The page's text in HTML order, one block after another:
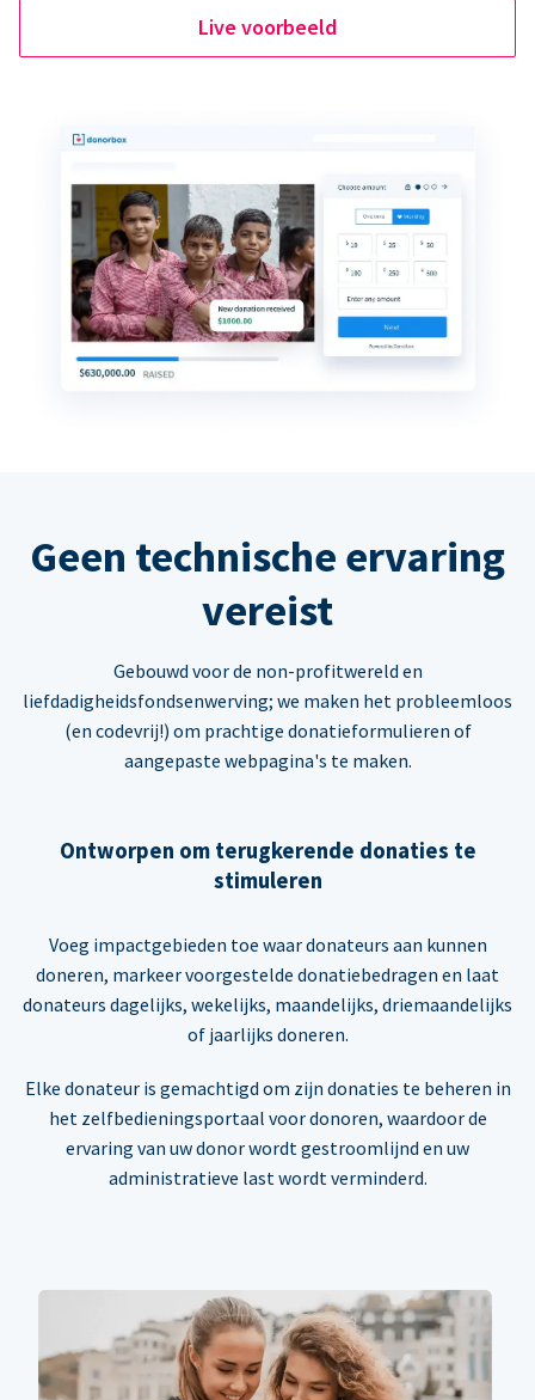
Live voorbeeld
Geen technische ervaring
vereist
Gebouwd voor de non-profitwereld en
liefdadigheidsfondsenwerving; we maken het probleemloos
(en codevrij!) om prachtige donatieformulieren of
aangepaste webpagina's te maken.
Ontworpen om terugkerende donaties te
stimuleren
Voeg impactgebieden toe waar donateurs aan kunnen
doneren, markeer voorgestelde donatiebedragen en laat
donateurs dagelijks, wekelijks, maandelijks, driemaandelijks
of jaarlijks doneren.
Elke donateur is gemachtigd om zijn donaties te beheren in
het zelfbedieningsportaal voor donoren, waardoor de
ervaring van uw donor wordt gestroomlijnd en uw
administratieve last wordt verminderd.